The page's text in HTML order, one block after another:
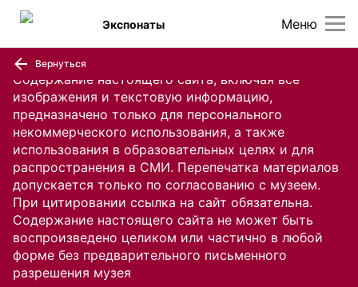
Содержание настоящего сайта, включая все
изображения и текстовую информацию,
предназначено только для персонального
некоммерческого использования, а также
использования в образовательных целях и для
распространения в СМИ. Перепечатка материалов
допускается только по согласованию с музеем.
При цитировании ссылка на сайт обязательна.
Содержание настоящего сайта не может быть
воспроизведено целиком или частично в любой
форме без предварительного письменного
разрешения музея
Меню
Экспонаты
Вернуться